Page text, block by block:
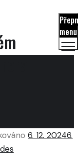
menu
6. 12. 20246.